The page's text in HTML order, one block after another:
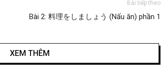
Bài tiếp theo
Bài 2: 料理をしましょう (Nấu ăn) phần 1
XEM THÊM